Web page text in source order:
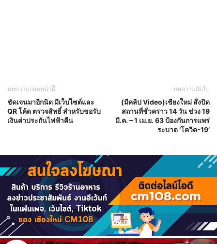
บทความก่อนหน้านี้
ชัดเจนมาอีกนิด มีเว็บไซต์และ
QR โค้ด ตรวจสิทธิ์ สำหรับขอรับ
เงินค่าประกันไฟฟ้าคืน
บทความถัดไป
(มีคลิป Video)เชียงใหม่ สั่งปิด
สถานที่ชั่วคราว 14 วัน ช่วง 19
มี.ค. – 1 เม.ย. 63 ป้องกันการแพร่
ระบาด ‘โควิด-19’